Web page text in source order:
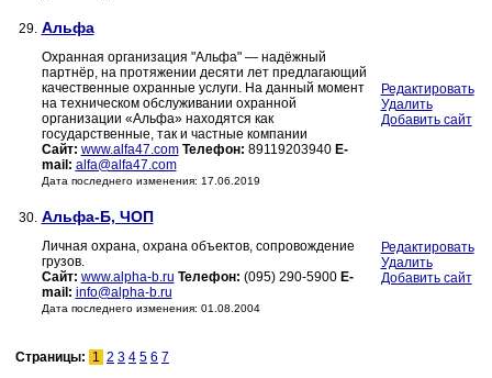
29. Альфа
Охранная организация "Альфа" — надёжный
партнёр, на протяжении десяти лет предлагающий
качественные охранные услуги. На данный момент
на техническом обслуживании охранной
организации «Альфа» находятся как
государственные, так и частные компании
Сайт: www.alfa47.com Телефон: 89119203940 E-
mail: alfa@alfa47.com
Дата последнего изменения: 17.06.2019
Редактировать
Удалить
Добавить сайт
30. Альфа-Б, ЧОП
Личная охрана, охрана объектов, сопровождение
грузов.
Сайт: www.alpha-b.ru Телефон: (095) 290-5900 E-
mail: info@alpha-b.ru
Дата последнего изменения: 01.08.2004
Редактировать
Удалить
Добавить сайт
Страницы: 1 2 3 4 5 6 7